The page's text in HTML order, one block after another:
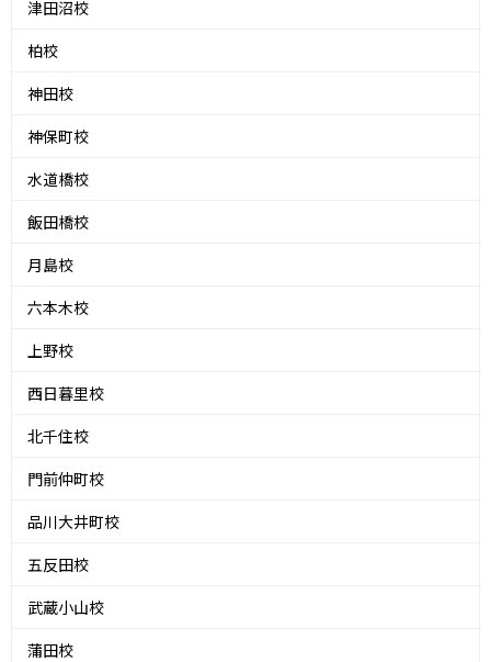
津田沼校
柏校
神田校
神保町校
水道橋校
飯田橋校
月島校
六本木校
上野校
西日暮里校
北千住校
門前仲町校
品川大井町校
五反田校
武蔵小山校
蒲田校